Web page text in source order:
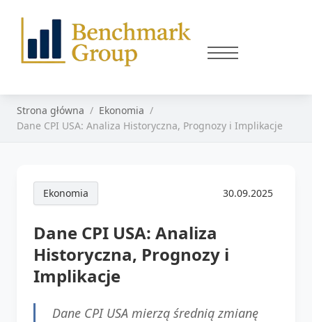
Strona główna
Ekonomia
Dane CPI USA: Analiza Historyczna, Prognozy i Implikacje
Ekonomia 30.09.2025
Dane CPI USA: Analiza
Historyczna, Prognozy i
Implikacje
Dane CPI USA mierzą średnią zmianę